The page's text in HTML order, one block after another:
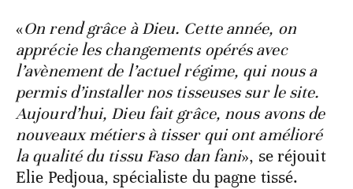
«On rend grâce à Dieu. Cette année, on
apprécie les changements opérés avec
l’avènement de l’actuel régime, qui nous a
permis d’installer nos tisseuses sur le site.
Aujourd’hui, Dieu fait grâce, nous avons de
nouveaux métiers à tisser qui ont amélioré
la qualité du tissu Faso dan fani», se réjouit
Elie Pedjoua, spécialiste du pagne tissé.